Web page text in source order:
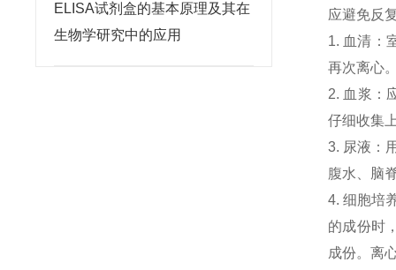
ELISA试剂盒的基本原理及其在
生物学研究中的应用
应避免反
1. 血清：
再次离心
2. 血浆：
仔细收集
3. 尿液：
腹水、脑
4. 细胞培
的成份时
成份。离